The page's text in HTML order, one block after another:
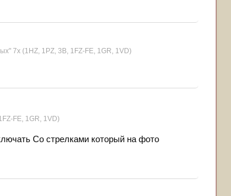
7x (1HZ, 1PZ, 3B, 1FZ-FE, 1GR, 1VD)
FE, 1GR, 1VD)
Со стрелками который на фото